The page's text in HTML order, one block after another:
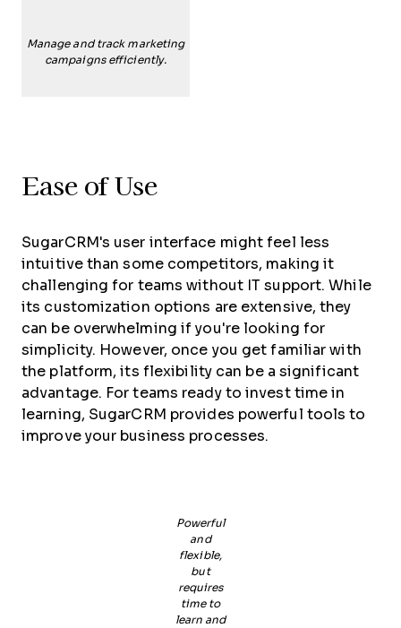
Manage and track marketing
campaigns efficiently.
Ease of Use
SugarCRM's user interface might feel less
intuitive than some competitors, making it
challenging for teams without IT support. While
its customization options are extensive, they
can be overwhelming if you're looking for
simplicity. However, once you get familiar with
the platform, its flexibility can be a significant
advantage. For teams ready to invest time in
learning, SugarCRM provides powerful tools to
improve your business processes.
Powerful
and
flexible,
but
requires
time to
learn and